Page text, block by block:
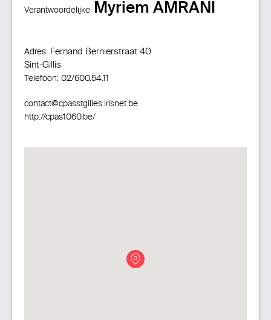
Verantwoordelijke Myriem AMRANI
Adres: Fernand Bernierstraat 40
Sint-Gillis
Telefoon: 02/600.54.11
contact@cpasstgilles.irisnet.be
http://cpas1060.be/